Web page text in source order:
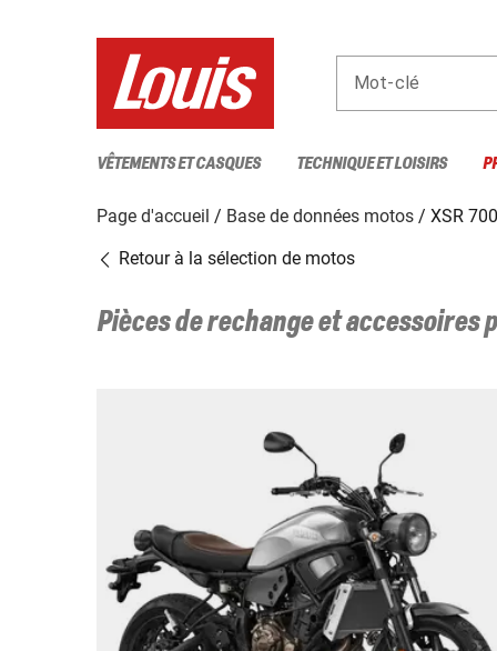
Mot-clé
VÊTEMENTS ET CASQUES TECHNIQUE ET LOISIRS
Page d'accueil Base de données motos
XSR
Retour à la sélection de motos
Pièces de rechange et accessoires